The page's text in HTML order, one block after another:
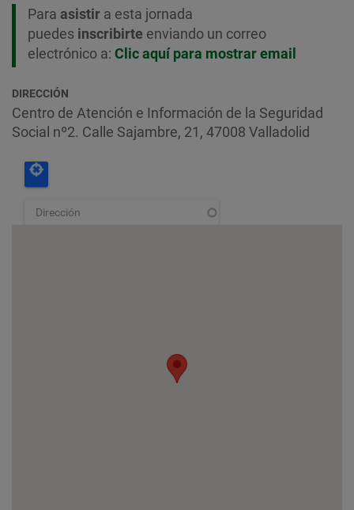
Para asistir a esta jornada
puedes inscribirte enviando un correo
electrónico a: Clic aquí para mostrar email
DIRECCIÓN
Centro de Atención e Información de la Seguridad
Social nº2. Calle Sajambre, 21, 47008 Valladolid